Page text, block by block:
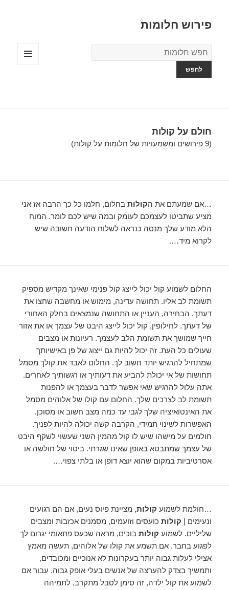
פירוש חלומות
מילון
החלומות
חולם על קולות
(9 פירושים ומשמעויות של חלומות על קולות)
…אם שמעתם את הקולות בחלום, חלמו כל כך הרבה אז אני
מציע שתביטו לעצמכם לעומק ובמה שיש לכם לומר. המוח
הלא מודע שלך מנסה כנראה לשלוח הודעה חשובה שיש
לקרוא מיד….
החלום לשמוע קול יכול לייצג קול פנימי שאינך מקדיש מספיק
תשומת לב אליו. תחושה עדינה, מימוש או מחשבה שחצו את
דעתך. הבחירה, העניין או התחושה שנמצאים בחלק האחורי
של דעתך. לחילופין, קול יכול לייצג היבט של עצמך או את אזור
חייך שמושך את תשומת הלב לעצמך. רעיונות או מצבים
שעולים כל העת. זה יכול להיות גם ייצוג של פן באישיותך
שמתחיל להרגיש יותר חשוב לך. החלום לאבד את קולך מסמל
תחושות של אי יכולת להביע את דעותיך או רגשותיך לאחרים.
אתה עלול להרגיש שאי אפשר לדבר בעצמך או להפנות
תשומת לב לצרכים שלך. החלום עם קולו של אלוהים מסמל
את האינטואיציה שלך לגבי עד כמה מצב חשוב או מסוכן.
האפשרות לשינוי תמידי, הקרבה קשה יכולה להיות לפניך.
חולמים על מישהו שיש לו קול מהמין השני שעשוי לשקף היבט
של עצמך שמתבטא באופן שאינו שגרתי. ביטוי של חולשה או
אסרטיביות במקום שהוא יוצא דופן או בלתי צפוי….
…חולמת לשמוע קולות, מציינת פיוס נעים, אם הם רגועים
ונעימים | קולות כועסים וזועמים, מסמנים אכזבות ומצבים
שליליים. לשמוע קולות בוכים, מראה שכעס פתאומי יגרום לך
לפגוע בחבר. אם תשמע את קולו של אלוהים, תעשה מאמץ
אצילי לעלות גבוה יותר בעקרונות לא אנוכיים ומכובדים,
ותמשיך בצדק להערצה של אנשים בעלי אופק גבוה. עבור אם
לשמוע את קול ילדה, זה סימן לסבל מתקרב, לתמיהה